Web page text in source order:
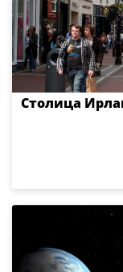
Столица